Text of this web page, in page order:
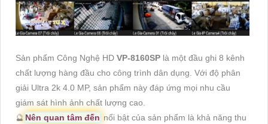
Sản phẩm Công Nghệ HD VP-8160SP là một đầu ghi 8 kênh
chất lượng hàng đầu cho công trình dân dụng. Với độ phân
giải Ultra 2k 4.0 MP, sản phẩm này đáp ứng mọi nhu cầu
giám sát hình ảnh chất lượng cao.
🔮 Nên quan tâm đến nổi bật của sản phẩm là khả năng thu